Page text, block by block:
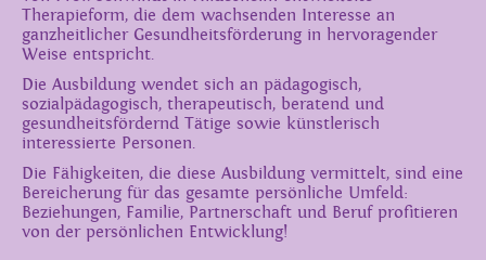
Therapieform, die dem wachsenden Interesse an
ganzheitlicher Gesundheitsförderung in hervoragender
Weise entspricht.
Die Ausbildung wendet sich an pädagogisch,
sozialpädagogisch, therapeutisch, beratend und
gesundheitsfördernd Tätige sowie künstlerisch
interessierte Personen.
Die Fähigkeiten, die diese Ausbildung vermittelt, sind eine
Bereicherung für das gesamte persönliche Umfeld:
Beziehungen, Familie, Partnerschaft und Beruf profitieren
von der persönlichen Entwicklung!